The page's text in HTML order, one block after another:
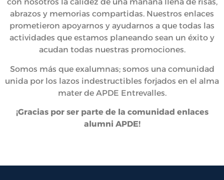
abrazos y memorias compartidas. Nuestros enlaces
prometieron apoyarnos y ayudarnos a que todas las
actividades que estamos planeando sean un éxito y
acudan todas nuestras promociones.
Somos más que exalumnas; somos una comunidad
unida por los lazos indestructibles forjados en el alma
mater de APDE Entrevalles.
¡Gracias por ser parte de la comunidad enlaces
alumni APDE!